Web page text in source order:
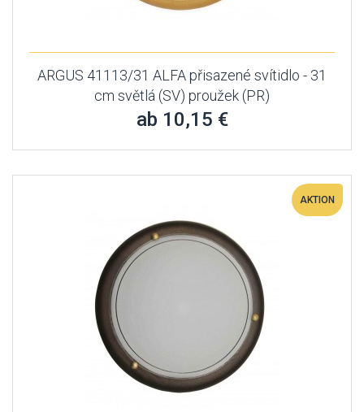
ARGUS 41113/31 ALFA přisazené svítidlo - 31
cm světlá (SV) proužek (PR)
ab 10,15 €
AKTION